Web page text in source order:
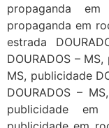
propaganda
propaganda em
estrada
DOURADOS –
MS, publicidade
DOURADOS –
publicidade